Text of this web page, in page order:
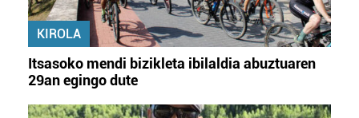
KIROLA
Itsasoko mendi bizikleta ibilaldia abuztuaren
29an egingo dute